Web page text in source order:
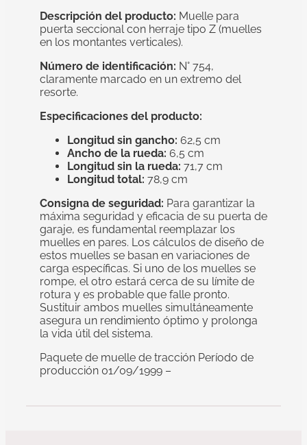
Descripción del producto: Muelle para
puerta seccional con herraje tipo Z (muelles
en los montantes verticales).
Número de identificación: N° 754,
claramente marcado en un extremo del
resorte.
Especificaciones del producto:
Longitud sin gancho: 62,5 cm
Ancho de la rueda: 6,5 cm
Longitud sin la rueda: 71,7 cm
Longitud total: 78,9 cm
Consigna de seguridad: Para garantizar la
máxima seguridad y eficacia de su puerta de
garaje, es fundamental reemplazar los
muelles en pares. Los cálculos de diseño de
estos muelles se basan en variaciones de
carga específicas. Si uno de los muelles se
rompe, el otro estará cerca de su límite de
rotura y es probable que falle pronto.
Sustituir ambos muelles simultáneamente
asegura un rendimiento óptimo y prolonga
la vida útil del sistema.
Paquete de muelle de tracción Período de
producción 01/09/1999 –